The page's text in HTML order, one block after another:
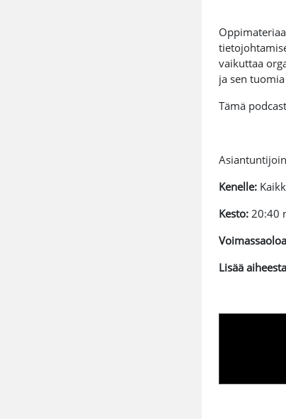
vaikuttaa
ja sen
Tämä
Kenelle:
Kesto: 20:40
Lisää